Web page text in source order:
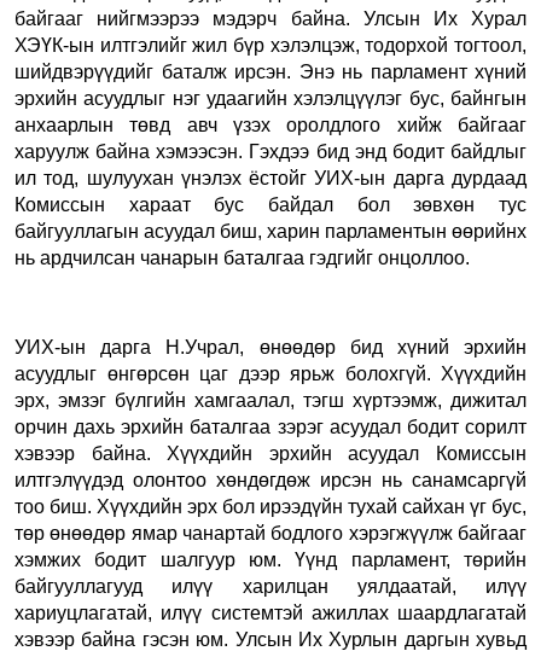
байгааг нийгмээрээ мэдэрч байна. Улсын Их Хурал
ХЭҮК-ын илтгэлийг жил бүр хэлэлцэж, тодорхой тогтоол,
шийдвэрүүдийг баталж ирсэн. Энэ нь парламент хүний
эрхийн асуудлыг нэг удаагийн хэлэлцүүлэг бус, байнгын
анхаарлын төвд авч үзэх оролдлого хийж байгааг
харуулж байна хэмээсэн. Гэхдээ бид энд бодит байдлыг
ил тод, шулуухан үнэлэх ёстойг УИХ-ын дарга дурдаад
Комиссын хараат бус байдал бол зөвхөн тус
байгууллагын асуудал биш, харин парламентын өөрийнх
нь ардчилсан чанарын баталгаа гэдгийг онцоллоо.
УИХ-ын дарга Н.Учрал, өнөөдөр бид хүний эрхийн
асуудлыг өнгөрсөн цаг дээр ярьж болохгүй. Хүүхдийн
эрх, эмзэг бүлгийн хамгаалал, тэгш хүртээмж, дижитал
орчин дахь эрхийн баталгаа зэрэг асуудал бодит сорилт
хэвээр байна. Хүүхдийн эрхийн асуудал Комиссын
илтгэлүүдэд олонтоо хөндөгдөж ирсэн нь санамсаргүй
тоо биш. Хүүхдийн эрх бол ирээдүйн тухай сайхан үг бус,
төр өнөөдөр ямар чанартай бодлого хэрэгжүүлж байгааг
хэмжих бодит шалгуур юм. Үүнд парламент, төрийн
байгууллагууд илүү харилцан уялдаатай, илүү
хариуцлагатай, илүү системтэй ажиллах шаардлагатай
хэвээр байна гэсэн юм. Улсын Их Хурлын даргын хувьд